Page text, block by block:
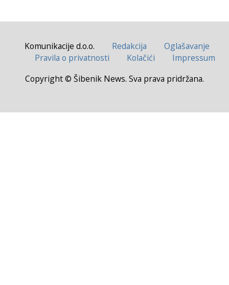
Komunikacije d.o.o. Redakcija
Oglašavanje
Pravila o privatnosti
Kolačići
Impressum
Copyright © Šibenik News. Sva prava pridržana.